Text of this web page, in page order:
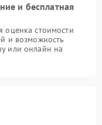
и бесплатная
оценка стоимости
и возможность
или онлайн на